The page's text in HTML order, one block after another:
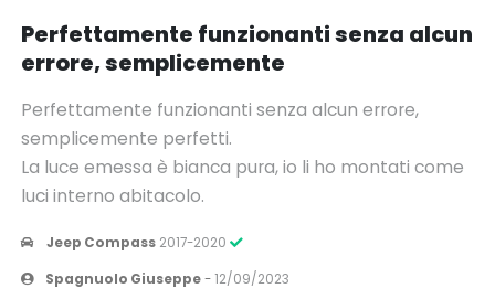
Perfettamente funzionanti senza alcun
errore, semplicemente
Perfettamente funzionanti senza alcun errore,
semplicemente perfetti.
La luce emessa è bianca pura, io li ho montati come
luci interno abitacolo.
Jeep Compass 2017-2020
Spagnuolo Giuseppe-12/09/2023